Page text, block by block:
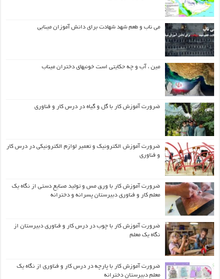
می ناب و طعم شهد شهادت برای دانش آموزان مینابی
مین ، آب و چه حکایتی است خونبهای دختران میناب
ضرورت آموزش کار با گل و گیاه در درس کار و فناوری
ضرورت آموزش الکترونیک و تعمیر لوازم الکترونیکی در درس کار
و فناوری
ضرورت آموزش کار با ورق مس و تولید صنایع دستی از نگاه یک
معلم کار و فناوری دبیرستان پسرانه و دخترانه
ضرورت آموزش کار با چوب در درس کار و فناوری دبیرستان از
نگاه یک معلم
ضرورت آموزش کار با پارچه در درس کار و فناوری از نگاه یک
معلم دبیرستان دخترانه